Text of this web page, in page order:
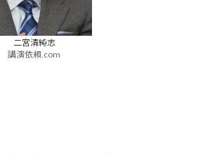
二宮清純志
講演依頼.com